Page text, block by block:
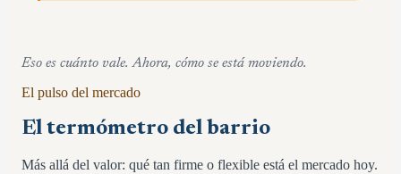
Eso es cuánto vale. Ahora, cómo se está moviendo.
El pulso del mercado
El termómetro del barrio
Más allá del valor: qué tan firme o flexible está el mercado hoy.